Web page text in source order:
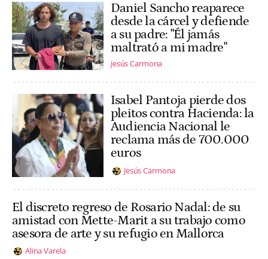
Daniel Sancho reaparece
desde la cárcel y defiende
a su padre: "Él jamás
maltrató a mi madre"
Jesús Carmona
Isabel Pantoja pierde dos
pleitos contra Hacienda: la
Audiencia Nacional le
reclama más de 700.000
euros
Jesús Carmona
El discreto regreso de Rosario Nadal: de su
amistad con Mette-Marit a su trabajo como
asesora de arte y su refugio en Mallorca
Alina Varela